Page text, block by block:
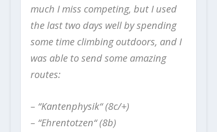
much I miss competing, but I used
the last two days well by spending
some time climbing outdoors, and I
was able to send some amazing
routes:
– “Kantenphysik“ (8c/+)
– “Ehrentotzen“ (8b)